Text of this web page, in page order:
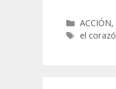
ACCIÓN,
el